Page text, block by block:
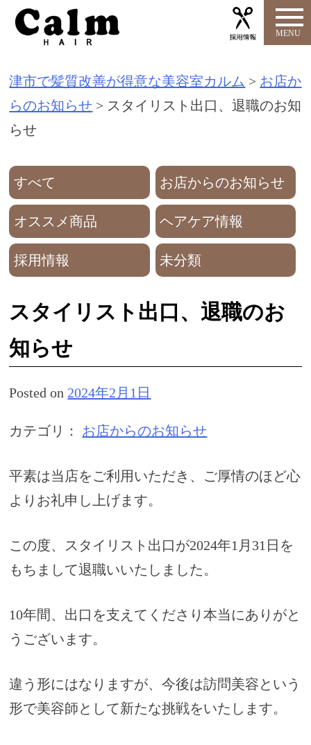
津市で髪質改善が得意な美容室カルム > お店か
らのお知らせ > スタイリスト出口、退職のお知
らせ
すべて お店からのお知らせ
オススメ商品 ヘアケア情報
採用情報 未分類
スタイリスト出口、退職のお
知らせ
Posted on 2024年2月1日
カテゴリ： お店からのお知らせ
平素は当店をご利用いただき、ご厚情のほど心
よりお礼申し上げます。
この度、スタイリスト出口が2024年1月31日を
もちまして退職いいたしました。
10年間、出口を支えてくださり本当にありがと
うございます。
違う形にはなりますが、今後は訪問美容という
形で美容師として新たな挑戦をいたします。